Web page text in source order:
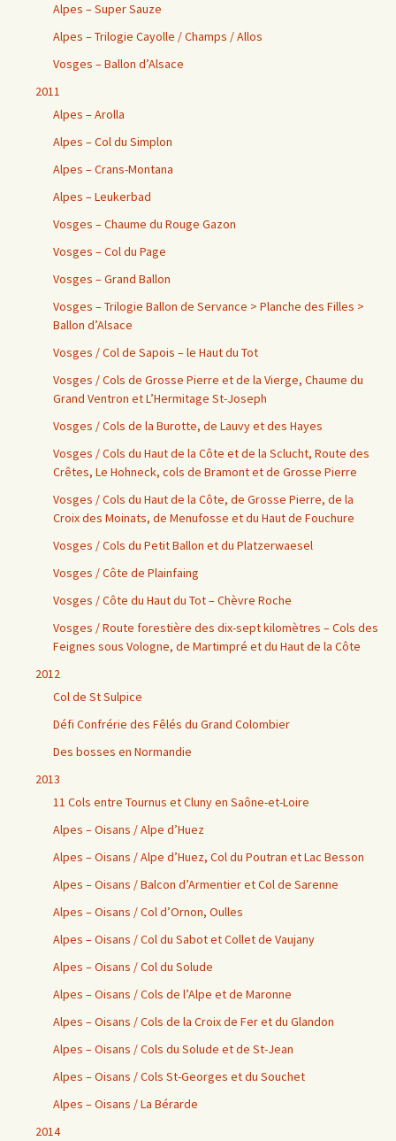
Alpes – Super Sauze
Alpes – Trilogie Cayolle / Champs / Allos
Vosges – Ballon d’Alsace
2011
Alpes – Arolla
Alpes – Col du Simplon
Alpes – Crans-Montana
Alpes – Leukerbad
Vosges – Chaume du Rouge Gazon
Vosges – Col du Page
Vosges – Grand Ballon
Vosges – Trilogie Ballon de Servance > Planche des Filles >
Ballon d’Alsace
Vosges / Col de Sapois – le Haut du Tot
Vosges / Cols de Grosse Pierre et de la Vierge, Chaume du
Grand Ventron et L’Hermitage St-Joseph
Vosges / Cols de la Burotte, de Lauvy et des Hayes
Vosges / Cols du Haut de la Côte et de la Sclucht, Route des
Crêtes, Le Hohneck, cols de Bramont et de Grosse Pierre
Vosges / Cols du Haut de la Côte, de Grosse Pierre, de la
Croix des Moinats, de Menufosse et du Haut de Fouchure
Vosges / Cols du Petit Ballon et du Platzerwaesel
Vosges / Côte de Plainfaing
Vosges / Côte du Haut du Tot – Chèvre Roche
Vosges / Route forestière des dix-sept kilomètres – Cols des
Feignes sous Vologne, de Martimpré et du Haut de la Côte
2012
Col de St Sulpice
Défi Confrérie des Fêlés du Grand Colombier
Des bosses en Normandie
2013
11 Cols entre Tournus et Cluny en Saône-et-Loire
Alpes – Oisans / Alpe d’Huez
Alpes – Oisans / Alpe d’Huez, Col du Poutran et Lac Besson
Alpes – Oisans / Balcon d’Armentier et Col de Sarenne
Alpes – Oisans / Col d’Ornon, Oulles
Alpes – Oisans / Col du Sabot et Collet de Vaujany
Alpes – Oisans / Col du Solude
Alpes – Oisans / Cols de l’Alpe et de Maronne
Alpes – Oisans / Cols de la Croix de Fer et du Glandon
Alpes – Oisans / Cols du Solude et de St-Jean
Alpes – Oisans / Cols St-Georges et du Souchet
Alpes – Oisans / La Bérarde
2014